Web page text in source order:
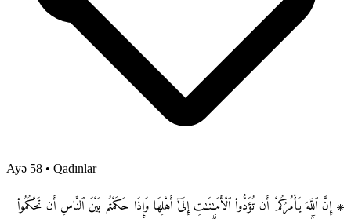
Ayə 58 • Qadınlar
۞ إِنَّ ٱللَّهَ يَأْمُرُكُمْ أَن تُؤَدُّوا۟ ٱلْأَمَـٰنَـٰتِ إِلَىٰٓ أَهْلِهَا وَإِذَا حَكَمْتُم بَيْنَ ٱلنَّاسِ أَن تَحْكُمُوا۟